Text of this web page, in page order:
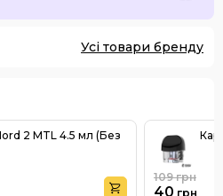
Усі товари бренду
2 MTL 4.5 мл (Без
40 грн
109грн